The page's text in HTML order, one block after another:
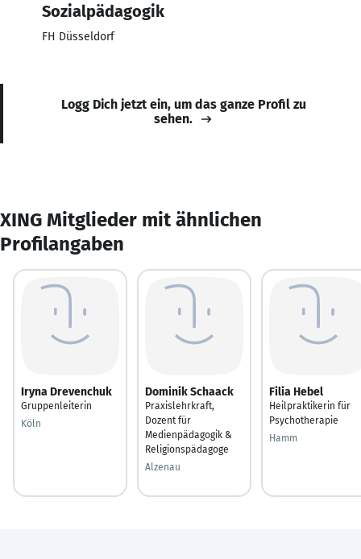
Sozialpädagogik
FH Düsseldorf
Logg Dich jetzt ein, um das ganze Profil zu
sehen.
XING Mitglieder mit ähnlichen
Profilangaben
Iryna Drevenchuk
Gruppenleiterin
Köln
Dominik Schaack
Praxislehrkraft,
Dozent für
Medienpädagogik &
Religionspädagoge
Alzenau
Filia Hebel
Heilpraktikerin für
Psychotherapie
Hamm